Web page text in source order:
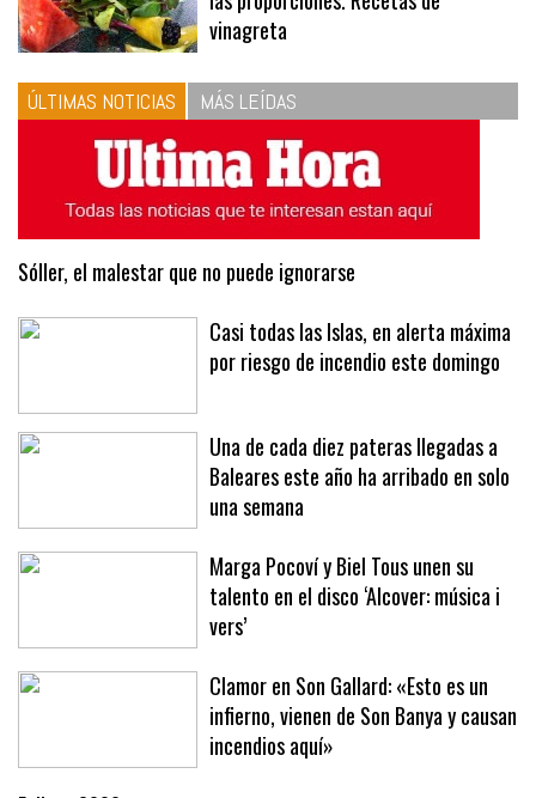
10La vinagreta perfecta: respeta
las proporciones. Recetas de
vinagreta
ÚLTIMAS NOTICIAS MÁS LEÍDAS
Sóller, el malestar que no puede ignorarse
Casi todas las Islas, en alerta máxima
Una de cada diez pateras llegadas a
Baleares este año ha arribado en solo
una semana
Marga Pocoví y Biel Tous unen su
talento en el disco ‘Alcover: música i
vers’
Clamor en Son Gallard: «Esto es un
infierno, vienen de Son Banya y causan